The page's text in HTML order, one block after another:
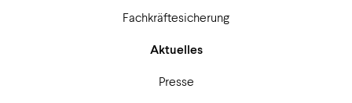
Fachkräftesicherung
Aktuelles
Presse